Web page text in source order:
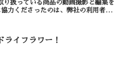
扱っている商品の動画撮影と編集を
力くださったのは、弊社の利用者様で
ライフラワー！